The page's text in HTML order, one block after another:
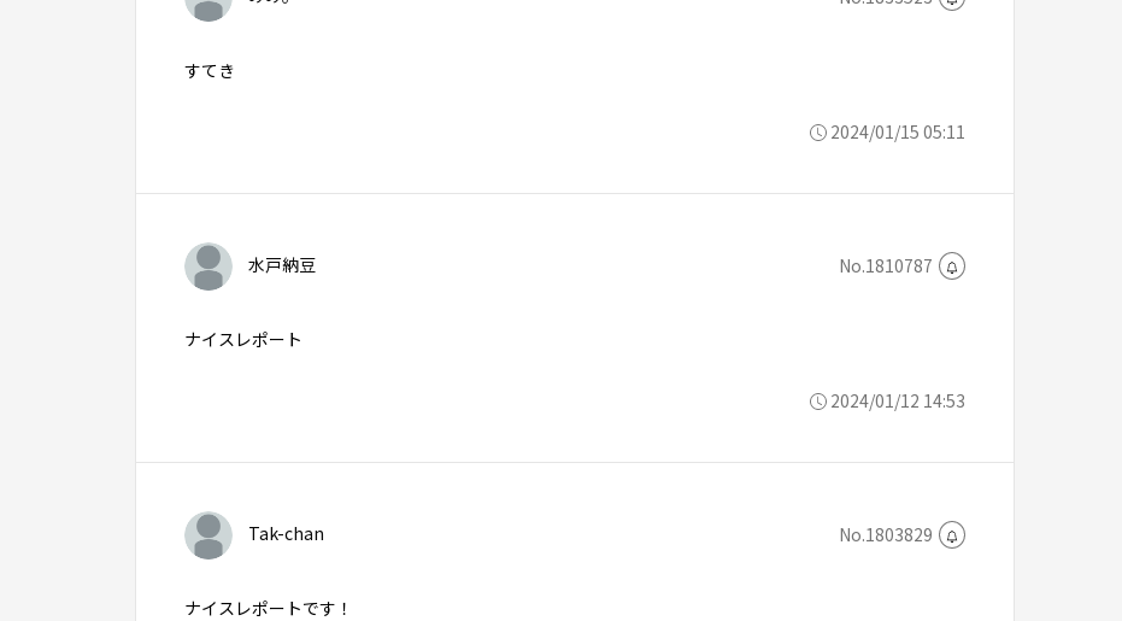
すてき
2024/01/15 05:11
水戸納豆 No.1810787
ナイスレポート
2024/01/12 14:53
Tak-chan No.1803829
ナイスレポートです！